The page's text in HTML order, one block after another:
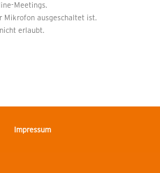
Meetings.
Mikrofon ausgeschaltet ist.
erlaubt.
Impressum